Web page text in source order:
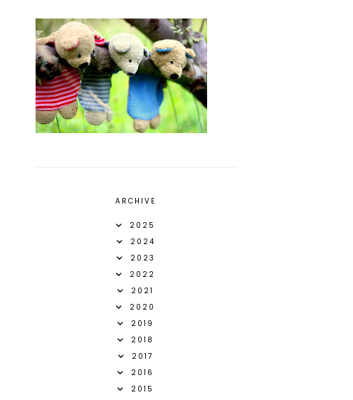
ARCHIVE
2025
2024
2023
2022
2021
2020
2019
2018
2017
2016
2015